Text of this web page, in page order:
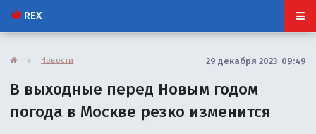
REX
» Новости 29 декабря 2023 09:49
В выходные перед Новым годом
погода в Москве резко изменится